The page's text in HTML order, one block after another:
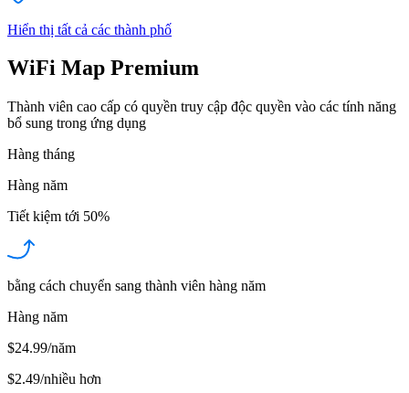
Hiển thị tất cả các thành phố
WiFi Map Premium
Thành viên cao cấp có quyền truy cập độc quyền vào các tính năng
bổ sung trong ứng dụng
Hàng tháng
Hàng năm
Tiết kiệm tới 50%
bằng cách chuyển sang thành viên hàng năm
Hàng năm
$24.99/năm
$2.49/nhiều hơn